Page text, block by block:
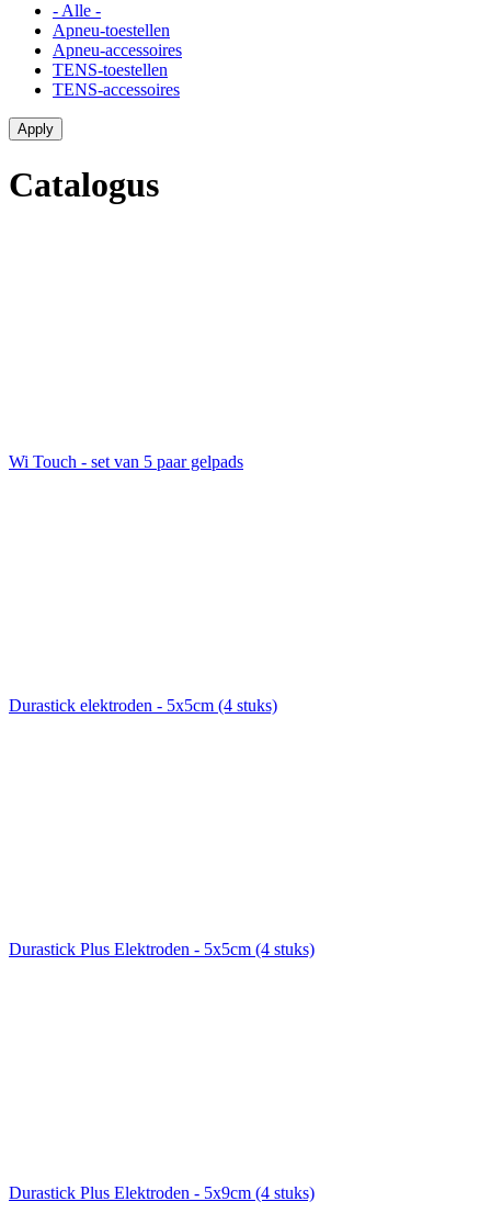
- Alle -
Apneu-toestellen
Apneu-accessoires
TENS-toestellen
TENS-accessoires
Catalogus
Wi Touch - set van 5 paar gelpads
Durastick elektroden - 5x5cm (4 stuks)
Durastick Plus Elektroden - 5x5cm (4 stuks)
Durastick Plus Elektroden - 5x9cm (4 stuks)